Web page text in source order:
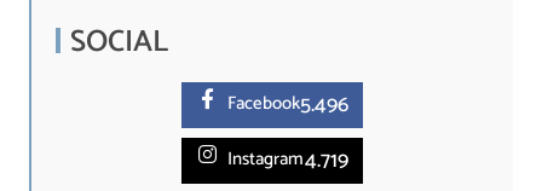
SOCIAL
Facebook5.496
Instagram4.719